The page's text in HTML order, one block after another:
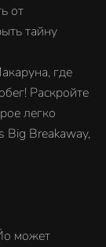
от
тайну
где
Раскройте
легко
Big Breakaway,
может